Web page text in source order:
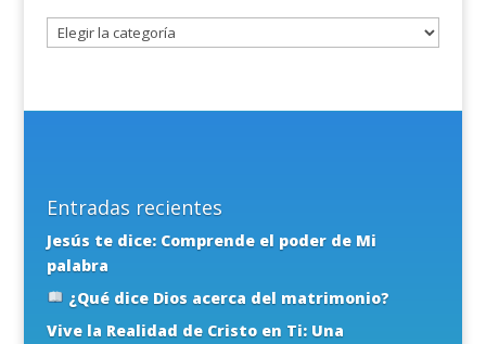
Entradas recientes
Jesús te dice: Comprende el poder de Mi
palabra
¿Qué dice Dios acerca del matrimonio?
Vive la Realidad de Cristo en Ti: Una